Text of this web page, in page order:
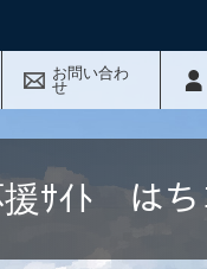
お問い合わ
せ
援ｻｲﾄ はち